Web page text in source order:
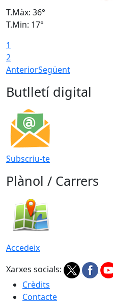
T.Màx: 36°
T.Min: 17°
1
2
AnteriorSegüent
Butlletí digital
Subscriu-te
Plànol / Carrers
Accedeix
Xarxes socials:
Crèdits
Contacte